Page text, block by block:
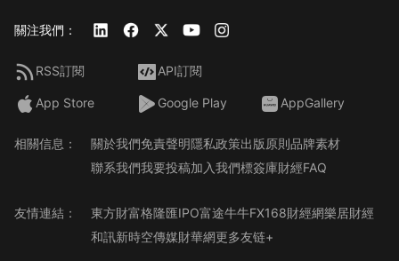
關注我們：
RSS訂閱 API訂閱
App Store Google Play AppGallery
相關信息： 關於我們免責聲明隱私政策出版原則品牌素材
聯系我們我要投稿加入我們標簽庫財經FAQ
友情連結： 東方財富格隆匯IPO富途牛牛FX168財經網樂居財經
和訊新時空傳媒財華網更多友链+